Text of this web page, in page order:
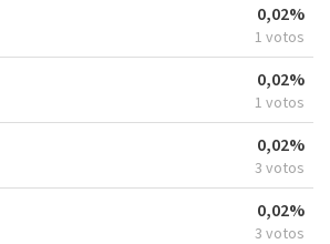
0,02%
1 votos
0,02%
1 votos
0,02%
3 votos
0,02%
3 votos